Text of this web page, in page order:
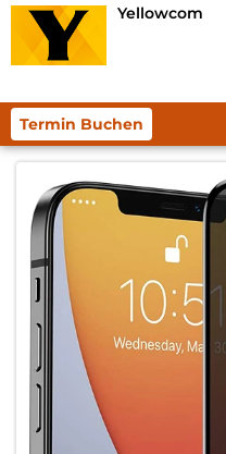
Yellowcom
Termin Buchen